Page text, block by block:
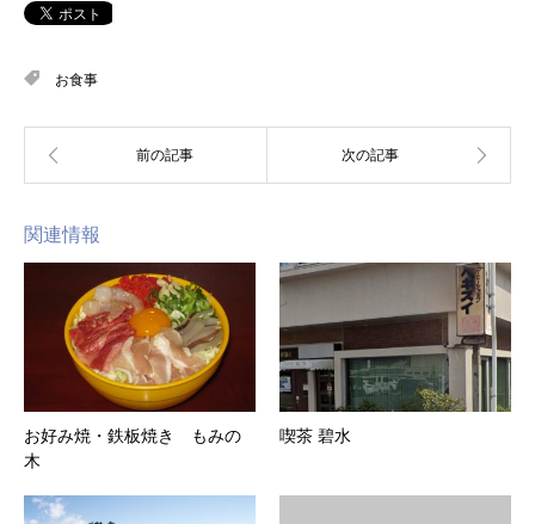
お食事
関連情報
お好み焼・鉄板焼き もみの
木
喫茶 碧水